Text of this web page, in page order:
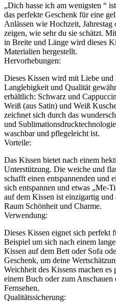
„Dich hasse ich am wenigsten “
das perfekte Geschenk für eine
Anlässen wie Hochzeit,
zeigen, wie sehr du sie schätzt.
in Breite und Länge wird dieses
Materialien hergestellt.
Hervorhebungen:
Dieses Kissen wird mit Liebe und
Langlebigkeit und Qualität
erhältlich: Schwarz und
Weiß (aus Satin) und Weiß
zeichnet sich durch das
und
waschbar und pflegeleicht ist.
Vorteile:
Das Kissen bietet nach einem
Unterstützung. Die weiche und
schafft einen entspannenden und
sich entspannen und etwas „Me-
auf dem Kissen ist einzigartig
Raum Schönheit und Charme.
Verwendung:
Dieses Kissen eignet sich perfekt
Beispiel um sich nach einem
Kissen auf dem Bett oder Sofa
Geschenk, um deine
Weichheit des Kissens machen
einem Buch oder zum
Fernsehen.
Qualitätssicherung: